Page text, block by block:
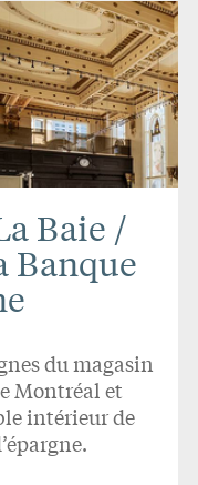
Baie /
Banque
du magasin
Montréal et
intérieur de